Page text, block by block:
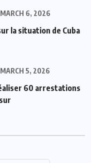
MARCH 6, 2026
la situation de Cuba
MARCH 5, 2026
60 arrestations